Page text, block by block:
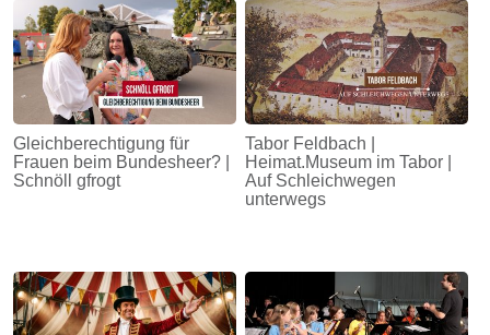
Gleichberechtigung für
Frauen beim Bundesheer? |
Schnöll gfrogt
Tabor Feldbach |
Heimat.Museum im Tabor |
Auf Schleichwegen
unterwegs